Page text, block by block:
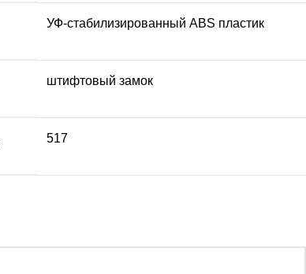
УФ-стабилизированный ABS пластик
штифтовый замок
517